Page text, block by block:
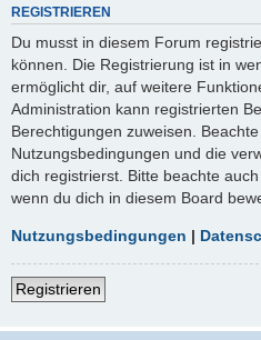
REGISTRIEREN
Du musst in diesem Forum
können. Die Registrierung ist in
ermöglicht dir, auf weitere
Administration kann registrierten
Berechtigungen zuweisen.
Nutzungsbedingungen und die
dich registrierst. Bitte beachte
wenn du dich in diesem Board
Nutzungsbedingungen |
Registrieren